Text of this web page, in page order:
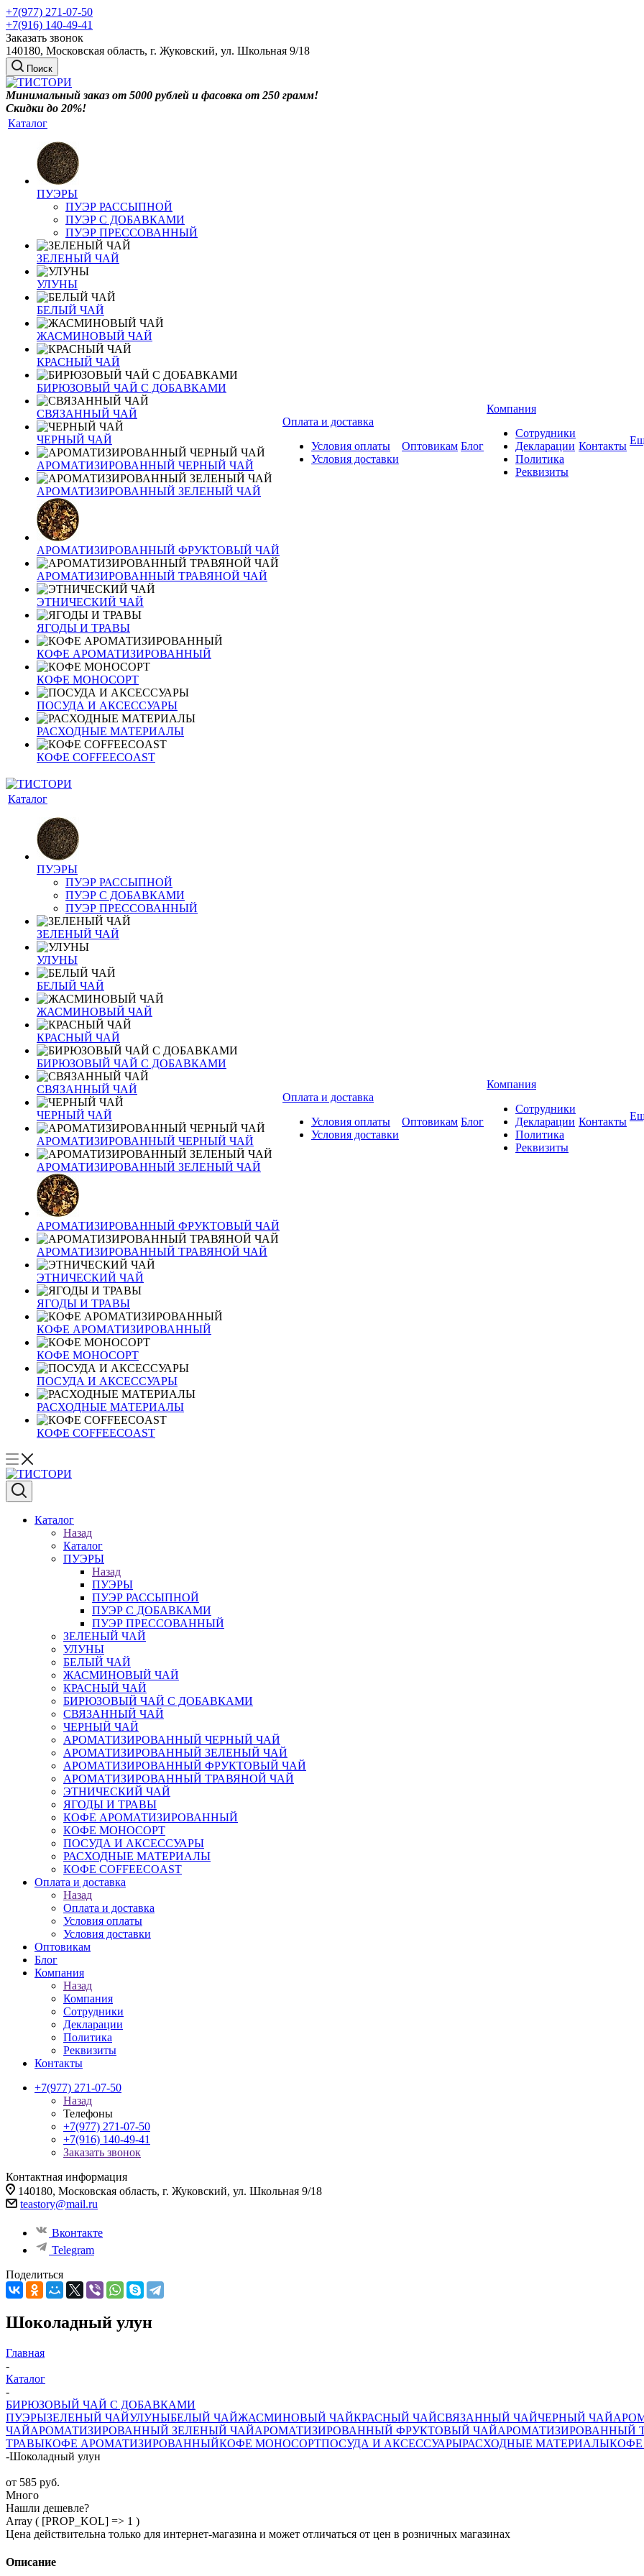
+7(977) 271-07-50
+7(916) 140-49-41
Заказать звонок
140180, Московская область, г. Жуковский, ул. Школьная 9/18
Поиск
Минимальный заказ от 5000 рублей и фасовка от 250 грамм!
Скидки до 20%!
Каталог
ПУЭРЫ
ПУЭР РАССЫПНОЙ
ПУЭР С ДОБАВКАМИ
ПУЭР ПРЕССОВАННЫЙ
ЗЕЛЕНЫЙ ЧАЙ
УЛУНЫ
БЕЛЫЙ ЧАЙ
ЖАСМИНОВЫЙ ЧАЙ
КРАСНЫЙ ЧАЙ
БИРЮЗОВЫЙ ЧАЙ С ДОБАВКАМИ
СВЯЗАННЫЙ ЧАЙ
ЧЕРНЫЙ ЧАЙ
АРОМАТИЗИРОВАННЫЙ ЧЕРНЫЙ ЧАЙ
АРОМАТИЗИРОВАННЫЙ ЗЕЛЕНЫЙ ЧАЙ
АРОМАТИЗИРОВАННЫЙ ФРУКТОВЫЙ ЧАЙ
АРОМАТИЗИРОВАННЫЙ ТРАВЯНОЙ ЧАЙ
ЭТНИЧЕСКИЙ ЧАЙ
ЯГОДЫ И ТРАВЫ
КОФЕ АРОМАТИЗИРОВАННЫЙ
КОФЕ МОНОСОРТ
ПОСУДА И АКСЕССУАРЫ
РАСХОДНЫЕ МАТЕРИАЛЫ
КОФЕ COFFEECOAST
Оплата и доставка
Условия оплаты
Условия доставки
Оптовикам Блог
Компания
Сотрудники
Декларации
Политика
Реквизиты
Контакты
Каталог
ПУЭРЫ
ПУЭР РАССЫПНОЙ
ПУЭР С ДОБАВКАМИ
ПУЭР ПРЕССОВАННЫЙ
ЗЕЛЕНЫЙ ЧАЙ
УЛУНЫ
БЕЛЫЙ ЧАЙ
ЖАСМИНОВЫЙ ЧАЙ
КРАСНЫЙ ЧАЙ
БИРЮЗОВЫЙ ЧАЙ С ДОБАВКАМИ
СВЯЗАННЫЙ ЧАЙ
ЧЕРНЫЙ ЧАЙ
АРОМАТИЗИРОВАННЫЙ ЧЕРНЫЙ ЧАЙ
АРОМАТИЗИРОВАННЫЙ ЗЕЛЕНЫЙ ЧАЙ
АРОМАТИЗИРОВАННЫЙ ФРУКТОВЫЙ ЧАЙ
АРОМАТИЗИРОВАННЫЙ ТРАВЯНОЙ ЧАЙ
ЭТНИЧЕСКИЙ ЧАЙ
ЯГОДЫ И ТРАВЫ
КОФЕ АРОМАТИЗИРОВАННЫЙ
КОФЕ МОНОСОРТ
ПОСУДА И АКСЕССУАРЫ
РАСХОДНЫЕ МАТЕРИАЛЫ
КОФЕ COFFEECOAST
Оплата и доставка
Условия оплаты
Условия доставки
Оптовикам Блог
Компания
Сотрудники
Декларации
Политика
Реквизиты
Контакты
Каталог
Назад
Каталог
ПУЭРЫ
Назад
ПУЭРЫ
ПУЭР РАССЫПНОЙ
ПУЭР С ДОБАВКАМИ
ПУЭР ПРЕССОВАННЫЙ
ЗЕЛЕНЫЙ ЧАЙ
УЛУНЫ
БЕЛЫЙ ЧАЙ
ЖАСМИНОВЫЙ ЧАЙ
КРАСНЫЙ ЧАЙ
БИРЮЗОВЫЙ ЧАЙ С ДОБАВКАМИ
СВЯЗАННЫЙ ЧАЙ
ЧЕРНЫЙ ЧАЙ
АРОМАТИЗИРОВАННЫЙ ЧЕРНЫЙ ЧАЙ
АРОМАТИЗИРОВАННЫЙ ЗЕЛЕНЫЙ ЧАЙ
АРОМАТИЗИРОВАННЫЙ ФРУКТОВЫЙ ЧАЙ
АРОМАТИЗИРОВАННЫЙ ТРАВЯНОЙ ЧАЙ
ЭТНИЧЕСКИЙ ЧАЙ
ЯГОДЫ И ТРАВЫ
КОФЕ АРОМАТИЗИРОВАННЫЙ
КОФЕ МОНОСОРТ
ПОСУДА И АКСЕССУАРЫ
РАСХОДНЫЕ МАТЕРИАЛЫ
КОФЕ COFFEECOAST
Оплата и доставка
Назад
Оплата и доставка
Условия оплаты
Условия доставки
Оптовикам
Блог
Компания
Назад
Компания
Сотрудники
Декларации
Политика
Реквизиты
Контакты
+7(977) 271-07-50
Назад
Телефоны
+7(977) 271-07-50
+7(916) 140-49-41
Заказать звонок
Контактная информация
140180, Московская область, г. Жуковский, ул. Школьная 9/18
teastory@mail.ru
Вконтакте
Telegram
Поделиться
Шоколадный улун
Главная
-
Каталог
-
БИРЮЗОВЫЙ ЧАЙ С ДОБАВКАМИ
ПУЭРЫЗЕЛЕНЫЙ ЧАЙУЛУНЫБЕЛЫЙ ЧАЙЖАСМИНОВЫЙ ЧАЙКРАСНЫЙ ЧАЙСВЯЗАННЫЙ ЧАЙЧЕРНЫЙ ЧАЙ
ЧАЙАРОМАТИЗИРОВАННЫЙ ЗЕЛЕНЫЙ ЧАЙАРОМАТИЗИРОВАННЫЙ ФРУКТОВЫЙ ЧАЙАРОМАТИЗИРОВАННЫЙ
ТРАВЫКОФЕ АРОМАТИЗИРОВАННЫЙКОФЕ МОНОСОРТПОСУДА И АКСЕССУАРЫРАСХОДНЫЕ МАТЕРИАЛЫКОФЕ
-Шоколадный улун
от 585 руб.
Много
Нашли дешевле?
Array ( [PROP_KOL] => 1 )
Цена действительна только для интернет-магазина и может отличаться от цен в розничных магазинах
Описание